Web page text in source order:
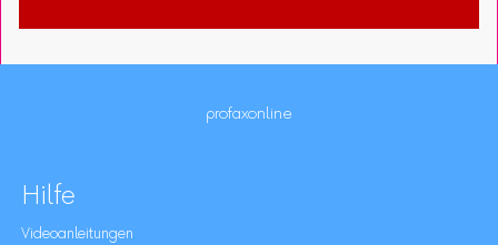
profaxonline
Hilfe
Videoanleitungen